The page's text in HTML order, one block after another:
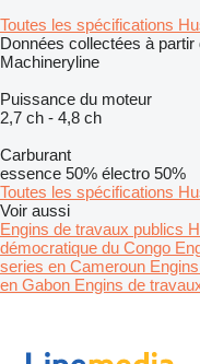
Toutes les spécifications
Données collectées à
Machineryline
Puissance du moteur
2,7 ch - 4,8 ch
Carburant
essence 50% électro 50%
Toutes les spécifications
Voir aussi
Engins de travaux publics
démocratique du Congo
series en Cameroun
en Gabon Engins de